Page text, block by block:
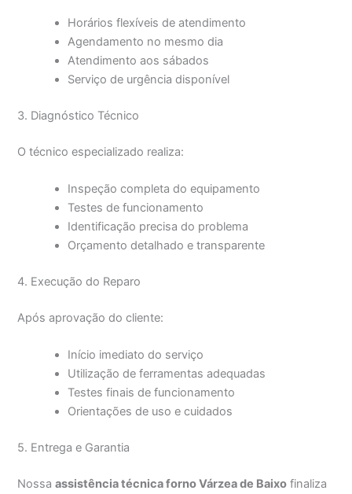
Horários flexíveis de atendimento
Agendamento no mesmo dia
Atendimento aos sábados
Serviço de urgência disponível
3. Diagnóstico Técnico
O técnico especializado realiza:
Inspeção completa do equipamento
Testes de funcionamento
Identificação precisa do problema
Orçamento detalhado e transparente
4. Execução do Reparo
Após aprovação do cliente:
Início imediato do serviço
Utilização de ferramentas adequadas
Testes finais de funcionamento
Orientações de uso e cuidados
5. Entrega e Garantia
Nossaassistência técnica forno Várzea de Baixo finaliza